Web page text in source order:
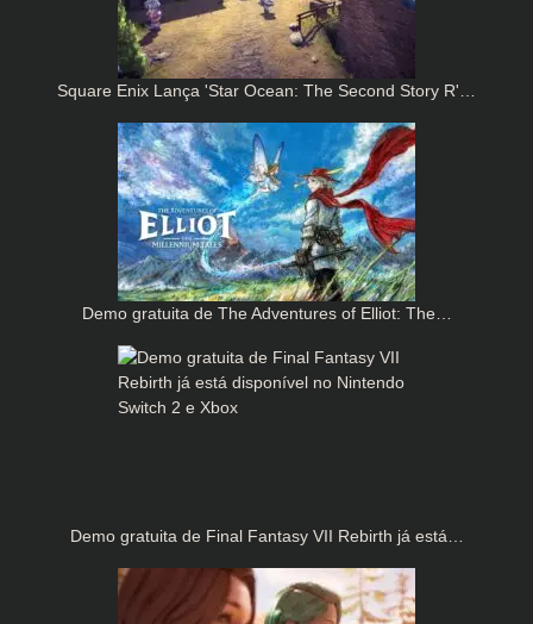
Square Enix Lança 'Star Ocean: The Second Story R'…
Demo gratuita de The Adventures of Elliot: The…
Demo gratuita de Final Fantasy VII Rebirth já está…